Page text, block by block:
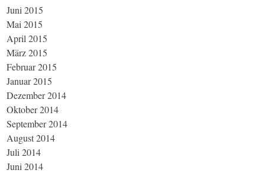
Juni 2015
Mai 2015
April 2015
März 2015
Februar 2015
Januar 2015
Dezember 2014
Oktober 2014
September 2014
August 2014
Juli 2014
Juni 2014